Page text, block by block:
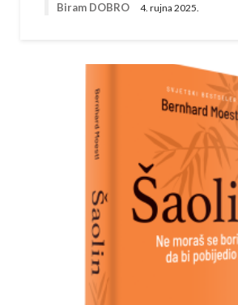
Biram DOBRO 4. rujna 2025.